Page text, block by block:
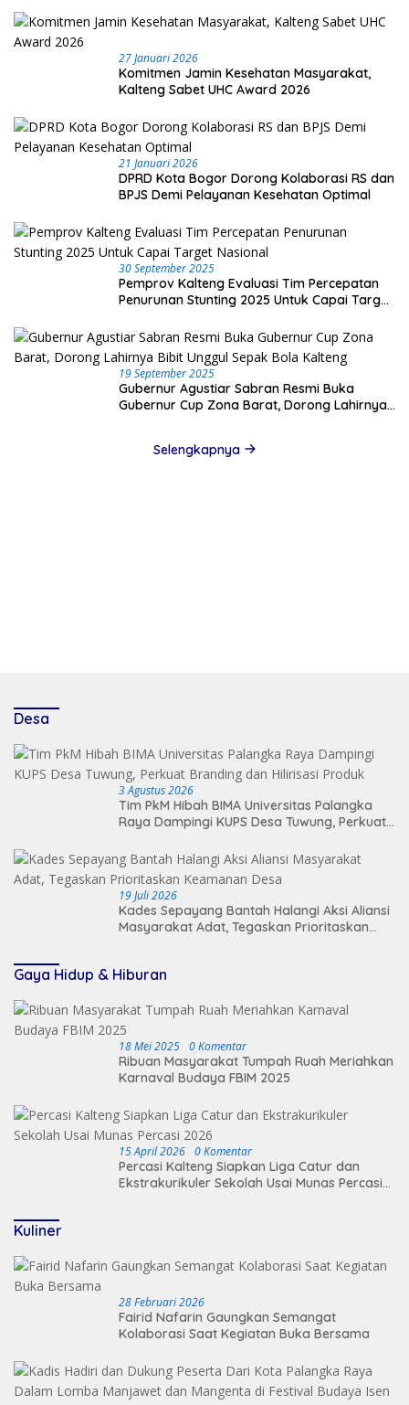
27 Januari 2026
Komitmen Jamin Kesehatan Masyarakat,
Kalteng Sabet UHC Award 2026
21 Januari 2026
DPRD Kota Bogor Dorong Kolaborasi RS dan
BPJS Demi Pelayanan Kesehatan Optimal
30 September 2025
Pemprov Kalteng Evaluasi Tim Percepatan
Penurunan Stunting 2025 Untuk Capai Target
19 September 2025
Gubernur Agustiar Sabran Resmi Buka
Gubernur Cup Zona Barat, Dorong Lahirnya
Selengkapnya
Desa
3 Agustus 2026
Tim PkM Hibah BIMA Universitas Palangka
Raya Dampingi KUPS Desa Tuwung, Perkuat
19 Juli 2026
Kades Sepayang Bantah Halangi Aksi Aliansi
Masyarakat Adat, Tegaskan Prioritaskan
Gaya Hidup & Hiburan
18 Mei 2025 0 Komentar
Ribuan Masyarakat Tumpah Ruah Meriahkan
Karnaval Budaya FBIM 2025
15 April 2026 0 Komentar
Percasi Kalteng Siapkan Liga Catur dan
Ekstrakurikuler Sekolah Usai Munas Percasi
Kuliner
28 Februari 2026
Fairid Nafarin Gaungkan Semangat
Kolaborasi Saat Kegiatan Buka Bersama